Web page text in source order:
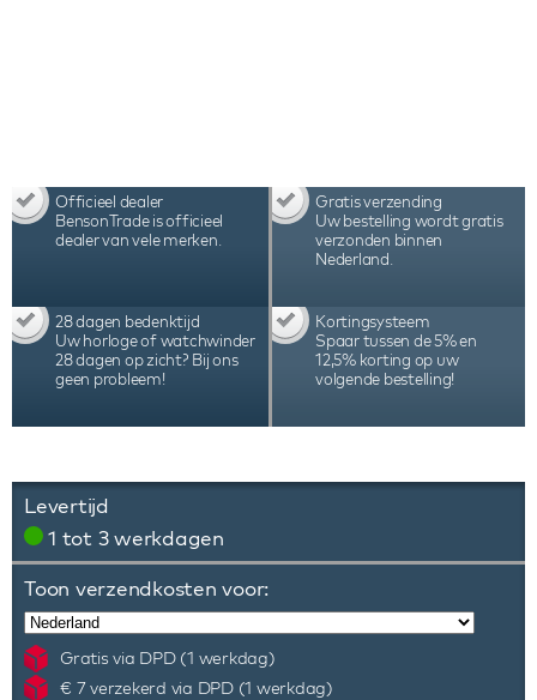
Officieel dealer
BensonTrade is officieel
dealer van vele merken.
Gratis verzending
Uw bestelling wordt gratis
verzonden binnen
Nederland.
28 dagen bedenktijd
Uw horloge of watchwinder
28 dagen op zicht? Bij ons
geen probleem!
Kortingsysteem
Spaar tussen de 5% en
12,5% korting op uw
volgende bestelling!
Levertijd
1 tot 3 werkdagen
Toon verzendkosten voor:
Gratis via DPD (1 werkdag)
€ 7 verzekerd via DPD (1 werkdag)